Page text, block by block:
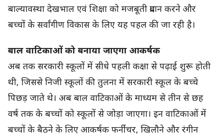
बाल्यावस्था देखभाल एवं शिक्षा को मजबूती प्रदान करने और
बच्चों के सर्वांगीण विकास के लिए यह पहल की जा रही है।
बाल वाटिकाओं को बनाया जाएगा आकर्षक
अब तक सरकारी स्कूलों में सीधे पहली कक्षा से पढ़ाई शुरू होती
थी, जिससे निजी स्कूलों की तुलना में सरकारी स्कूल के बच्चे
पिछड़ जाते थे। अब बाल वाटिकाओं के माध्यम से तीन से छह
वर्ष तक के बच्चों को स्कूलों से जोड़ा जाएगा। इन वाटिकाओं में
बच्चों के बैठने के लिए आकर्षक फर्नीचर, खिलौने और रंगीन